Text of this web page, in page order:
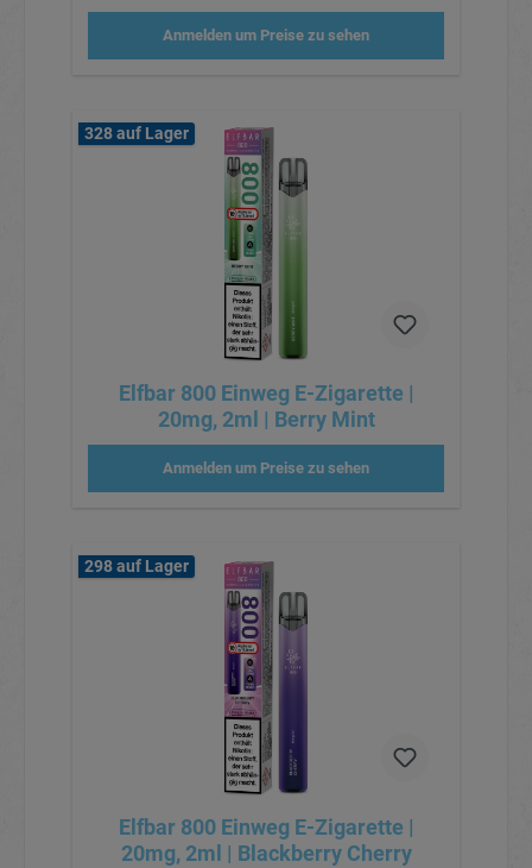
Anmelden um Preise zu sehen
328 auf Lager
Elfbar 800 Einweg E-Zigarette |
20mg, 2ml | Berry Mint
Anmelden um Preise zu sehen
298 auf Lager
Elfbar 800 Einweg E-Zigarette |
20mg, 2ml | Blackberry Cherry